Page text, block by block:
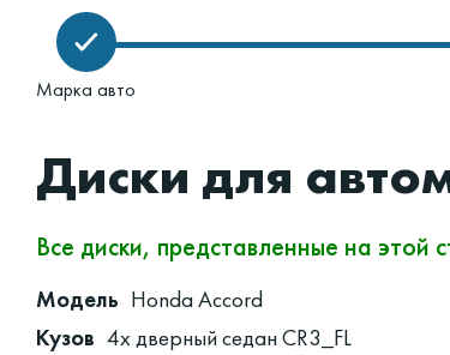
Марка авто
Диски для
Все диски, представленные на
Модель Honda Accord
Кузов 4х дверный седан CR3_FL